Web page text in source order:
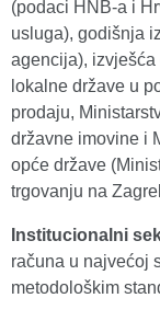
(podaci HNB-a i
usluga), godišnja
agencija),
lokalne države u
prodaju,
državne imovine i
opće države
trgovanju na
Institucionalni
računa u najvećoj
metodološkim